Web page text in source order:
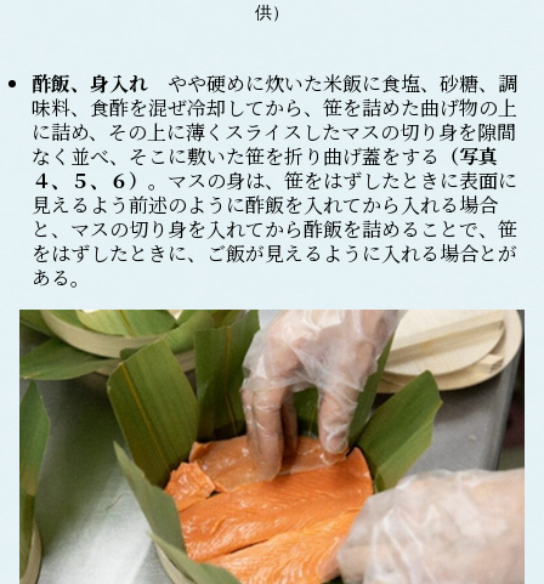
供）
酢飯、身入れ やや硬めに炊いた米飯に食塩、砂糖、調
味料、食酢を混ぜ冷却してから、笹を詰めた曲げ物の上
に詰め、その上に薄くスライスしたマスの切り身を隙間
なく並べ、そこに敷いた笹を折り曲げ蓋をする （写真
４、５、６） 。マスの身は、笹をはずしたときに表面に
見えるよう前述のように酢飯を入れてから入れる場合
と、マスの切り身を入れてから酢飯を詰めることで、笹
をはずしたときに、ご飯が見えるように入れる場合とが
ある。